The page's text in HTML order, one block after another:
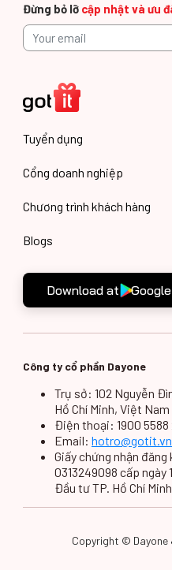
Đừng bỏ lỡ cập nhật và ưu
Tuyển dụng
Cổng doanh nghiệp
Chương trình khách hàng
Blogs
Download at
Công ty cổ phần Dayone
Trụ sở: 102 Nguyễn
Hồ Chí Minh, Việt Nam
Điện thoại: 1900 5588
Email: hotro@gotit.vn
Giấy chứng nhận
0313249098 cấp ngày
Đầu tư TP. Hồ Chí Minh
Copyright © Dayone